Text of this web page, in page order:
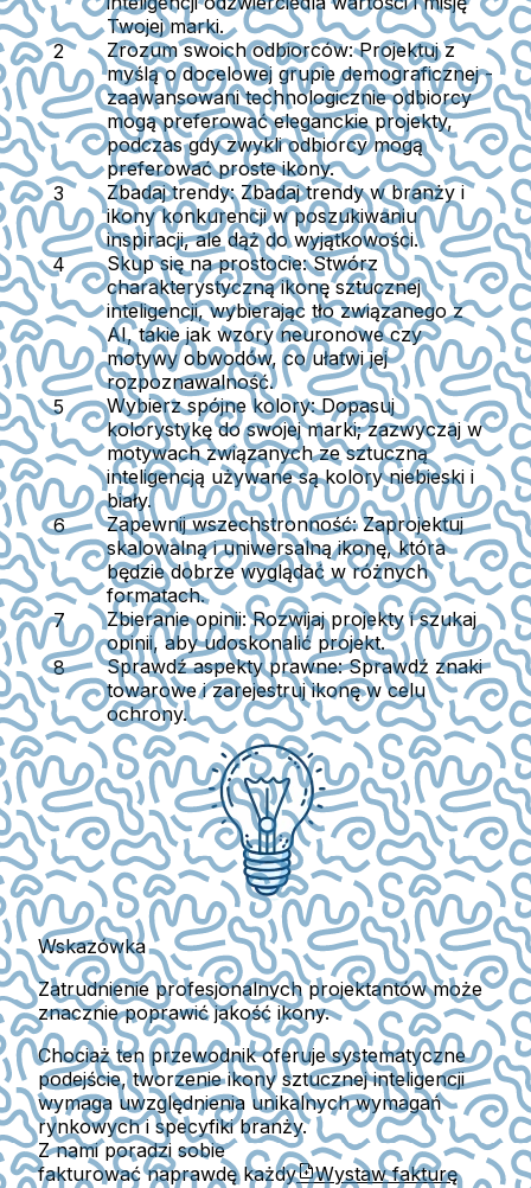
Twojej marki.
Zrozum swoich odbiorców:Projektuj z
myślą o docelowej grupie demograficznej -
zaawansowani technologicznie odbiorcy
mogą preferować eleganckie projekty,
podczas gdy zwykli odbiorcy mogą
preferować proste ikony.
Zbadaj trendy:Zbadaj trendy w branży i
ikony konkurencji w poszukiwaniu
inspiracji, ale dąż do wyjątkowości.
Skup się na prostocie:Stwórz
charakterystyczną ikonę sztucznej
inteligencji, wybierając tło związanego z
AI, takie jak wzory neuronowe czy
motywy obwodów, co ułatwi jej
rozpoznawalność.
Wybierz spójne kolory:Dopasuj
kolorystykę do swojej marki; zazwyczaj w
motywach związanych ze sztuczną
inteligencją używane są kolory niebieski i
biały.
Zapewnij wszechstronność:Zaprojektuj
skalowalną i uniwersalną ikonę, która
będzie dobrze wyglądać w różnych
formatach.
Zbieranie opinii:Rozwijaj projekty i szukaj
opinii, aby udoskonalić projekt.
Sprawdź aspekty prawne:Sprawdź znaki
towarowe i zarejestruj ikonę w celu
ochrony.
Wskazówka
Zatrudnienie profesjonalnych projektantów może
znacznie poprawić jakość ikony.
Chociaż ten przewodnik oferuje systematyczne
podejście, tworzenie ikony sztucznej inteligencji
wymaga uwzględnienia unikalnych wymagań
rynkowych i specyfiki branży.
Z nami poradzi sobie
fakturować naprawdę każdy
Wystaw fakturę